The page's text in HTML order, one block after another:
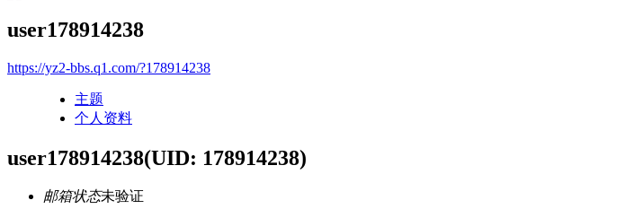
user178914238
https://yz2-bbs.q1.com/?178914238
主题
个人资料
user178914238(UID: 178914238)
邮箱状态未验证